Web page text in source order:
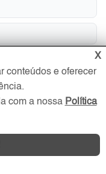
X
conteúdos e oferecer
com a nossa Política